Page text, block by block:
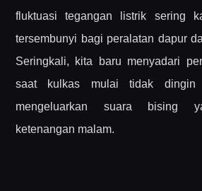
fluktuasi tegangan listrik sering
tersembunyi bagi peralatan dapur
Seringkali, kita baru menyadari
saat kulkas mulai tidak
mengeluarkan suara bising
ketenangan malam.